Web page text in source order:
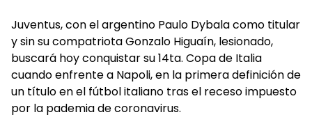
Juventus, con el argentino Paulo Dybala como titular
y sin su compatriota Gonzalo Higuaín, lesionado,
buscará hoy conquistar su 14ta. Copa de Italia
cuando enfrente a Napoli, en la primera definición de
un título en el fútbol italiano tras el receso impuesto
por la pademia de coronavirus.